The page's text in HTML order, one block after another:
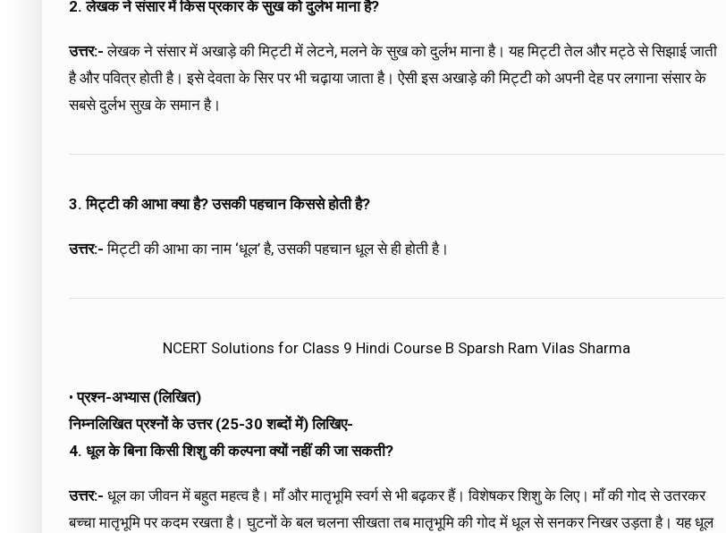
2. लेखक ने संसार में किस प्रकार के सुख को दुर्लभ माना है?
उत्तर:-लेखक ने संसार में अखाड़े की मिट्टी में लेटने, मलने के सुख को दुर्लभ माना है। यह मिट्टी तेल और मट्ठे से सिझाई जाती
है और पवित्र होती है। इसे देवता के सिर पर भी चढ़ाया जाता है। ऐसी इस अखाड़े की मिट्टी को अपनी देह पर लगाना संसार के
सबसे दुर्लभ सुख के समान है।
3. मिट्टी की आभा क्या है? उसकी पहचान किससे होती है?
उत्तर:-मिट्टी की आभा का नाम ‘धूल’ है, उसकी पहचान धूल से ही होती है।
NCERT Solutions for Class 9 Hindi Course B Sparsh Ram Vilas Sharma
•प्रश्न-अभ्यास (लिखित)
निम्नलिखित प्रश्नों के उत्तर (25-30 शब्दों में) लिखिए-
4. धूल के बिना किसी शिशु की कल्पना क्यों नहीं की जा सकती?
उत्तर:- धूल का जीवन में बहुत महत्व है। माँ और मातृभूमि स्वर्ग से भी बढ़कर हैं। विशेषकर शिशु के लिए। माँ की गोद से उतरकर
बच्चा मातृभूमि पर कदम रखता है। घुटनों के बल चलना सीखता तब मातृभूमि की गोद में धूल से सनकर निखर उड़ता है। यह धूल